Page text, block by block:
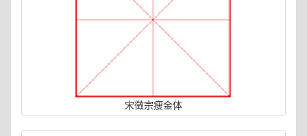
宋徵宗瘦金体